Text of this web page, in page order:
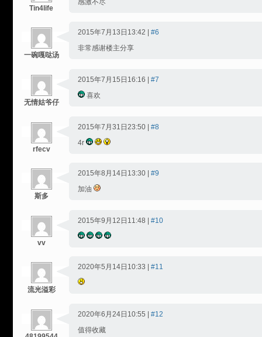
Tin4life
感激不尽
一碗嘎哒汤
2015年7月13日13:42 | #6
非常感谢楼主分享
无情姑爷仔
2015年7月15日16:16 | #7
喜欢
rfecv
2015年7月31日23:50 | #8
4r
斯多
2015年8月14日13:30 | #9
加油
vv
2015年9月12日11:48 | #10
流光溢彩
2020年5月14日10:33 | #11
2020年6月24日10:55 | #12
值得收藏